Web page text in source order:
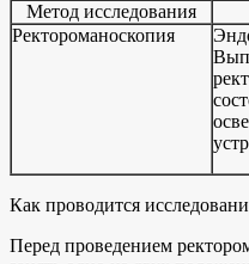
Метод исследования
Ректороманоскопия
Как проводится
Перед проведением